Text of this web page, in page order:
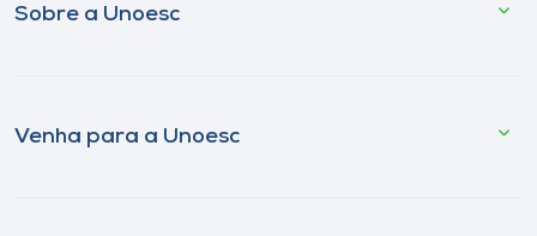
Sobre a Unoesc
Venha para a Unoesc